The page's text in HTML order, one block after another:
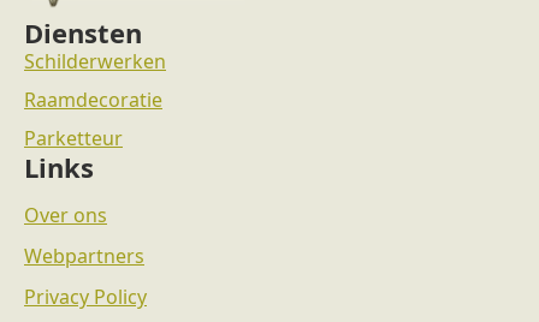
Diensten
Schilderwerken
Raamdecoratie
Parketteur
Links
Over ons
Webpartners
Privacy Policy